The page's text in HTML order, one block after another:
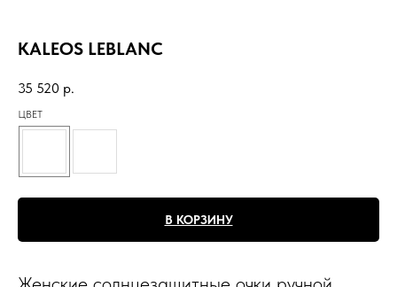
KALEOS LEBLANC
35 520 р.
ЦВЕТ
В КОРЗИНУ